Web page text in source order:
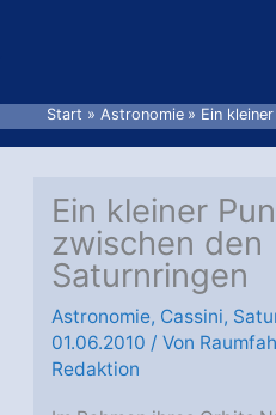
Start Astronomie Ein
Ein kleiner
zwischen den
Saturnringen
Astronomie, Cassini,
01.06.2010 / Von
Redaktion